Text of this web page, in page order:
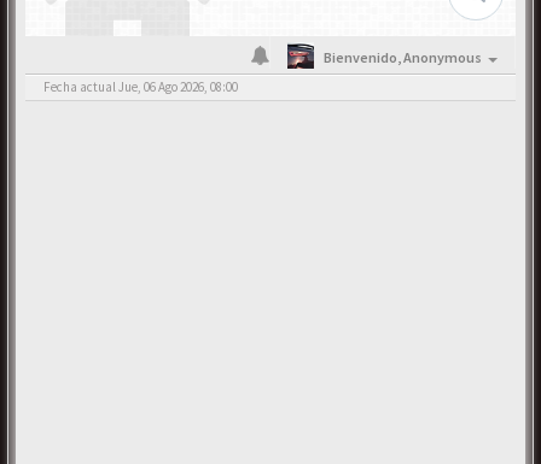
Bienvenido,Anonymous
Fecha actual Jue, 06 Ago 2026, 08:00